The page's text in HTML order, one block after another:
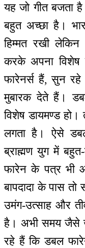
यह जो गीत बजता
बहुत अच्छा है।
हिम्मत रखी
करके अपना विशेष
फारेनर्स हैं, सुन रहे
मुबारक देते हैं।
विशेष डायमण्ड हो।
लगता है। ऐसे डबल
ब्राह्मण युग में
फारेन के पत्र भी
बापदादा के पास
उमंग-उत्साह और
है। अभी समय जैसे
रहे हैं कि डबल